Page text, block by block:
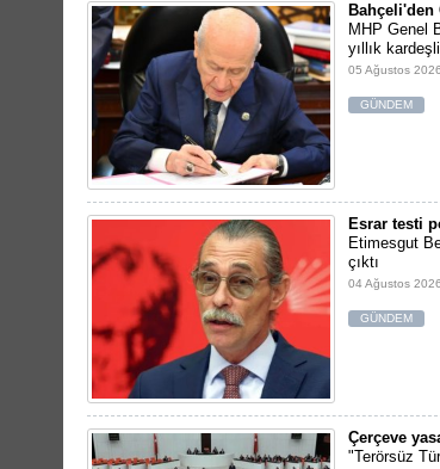
Bahçeli'den
MHP Genel
yıllık
05 Ağustos
GÜNDEM
Esrar testi
Etimesgut
çıktı
04 Ağustos
GÜNDEM
Çerçeve
"Terörsüz